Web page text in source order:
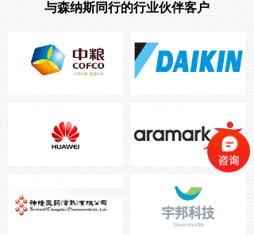
与水混合，然后通过循环系统让
清洗液在蒸发器内流动，就能轻
松完成清洗工作，无需复杂操作
和大量人力。
森宝提醒您清洗后要定期的使用
缓蚀阻垢剂，用量不大，但效果
好，能有效阻止垢再生，减少垢
产生，延长清洗周期！
与森纳斯同行的行业伙伴客户